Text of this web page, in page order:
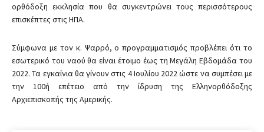
ορθόδοξη εκκλησία που θα συγκεντρώνει τους περισσότερους
επισκέπτες στις ΗΠΑ.
Σύμφωνα με τον κ. Ψαρρό, ο προγραμματισμός προβλέπει ότι το
εσωτερικό του ναού θα είναι έτοιμο έως τη Μεγάλη Εβδομάδα του
2022. Τα εγκαίνια θα γίνουν στις 4 Ιουλίου 2022 ώστε να συμπέσει με
την 100ή επέτειο από την ίδρυση της Ελληνορθόδοξης
Αρχιεπισκοπής της Αμερικής.